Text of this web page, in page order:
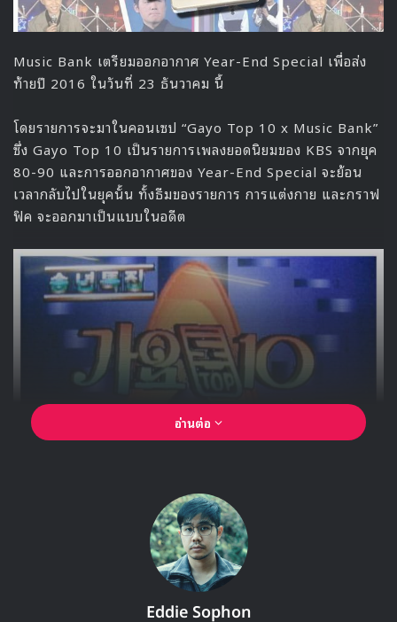
ได้เล่าว่า การตัดสินใจมาอเมริกาของเธอเป็นเรื่องที่น่าอาย
มาก เพราะมาถึงแล้วเธอเต็มไปด้วยความกลัว เธอไม่สามารถ
สื่อสารภาษาอังกฤษได้ และไม่มีแผนการใดใดในหัวเลย ทำให้
หลังจากเข้าเรียนที่ MI แล้ว เธอก็อยากที่จะลองออดิชัน เพื่อร่วม
วงดนตรี แต่เธอก็ต้องออดิชันถึง 3 ครั้ง กว่าจะได้ร่วมงานกับ
Jordin Sparksที่กำลังเตรียมวงเพื่อออกทัวร์ร่วมกับJonas
Brothersซึ่งเป็นจุดเริ่มต้นที่ทำให้เธอได้รู้จักกับ
Joenasที่เป็นคนชักชวนเธอให้มาเป็นสมาชิกวงDNCEใน
ปัจจุบัน
แต่ก่อนหน้าที่เธอจะได้เดบิวท์กับ DNCE เธอก็ได้ร่วมงานกับ
ศิลปินดังมากมายอย่างCeeLo Green, Estelle, Ciara และ
เธอได้เล่าว่า ในสมัยเด็กเธอฟังเพลงของStevie Ray
ดนตรีสไตล์ Blues, Rock ‘n’ Roll หรือ Funk ซึ่งในตอนนั้นไม่
เป็นที่นิยมในเกาหลีเท่าไหร่ แต่สำหรับขอบครัวเธอมันคือดนตรี
ที่ฟังกันในห้องนั่งเล่น และดูวีดีโอคอนเสิร์ทด้วยกัน